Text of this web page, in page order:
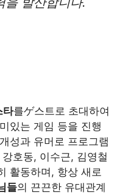
타를ゲ스트로 초대하여
있는 게임 등을 진행
성과 유머로 프로그램
호동, 이수근, 김영철
활동하며, 항상 새로
들의 끈끈한 유대관계